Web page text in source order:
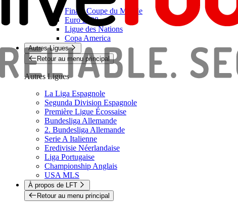
Finale Coupe du Monde
Euro 2028
Ligue des Nations
Copa America
Autres Ligues
Retour au menu principal
Autres Ligues
La Liga Espagnole
Segunda Division Espagnole
Première Ligue Écossaise
Bundesliga Allemande
2. Bundesliga Allemande
Serie A Italienne
Eredivisie Néerlandaise
Liga Portugaise
Championship Anglais
USA MLS
À propos de LFT
Retour au menu principal